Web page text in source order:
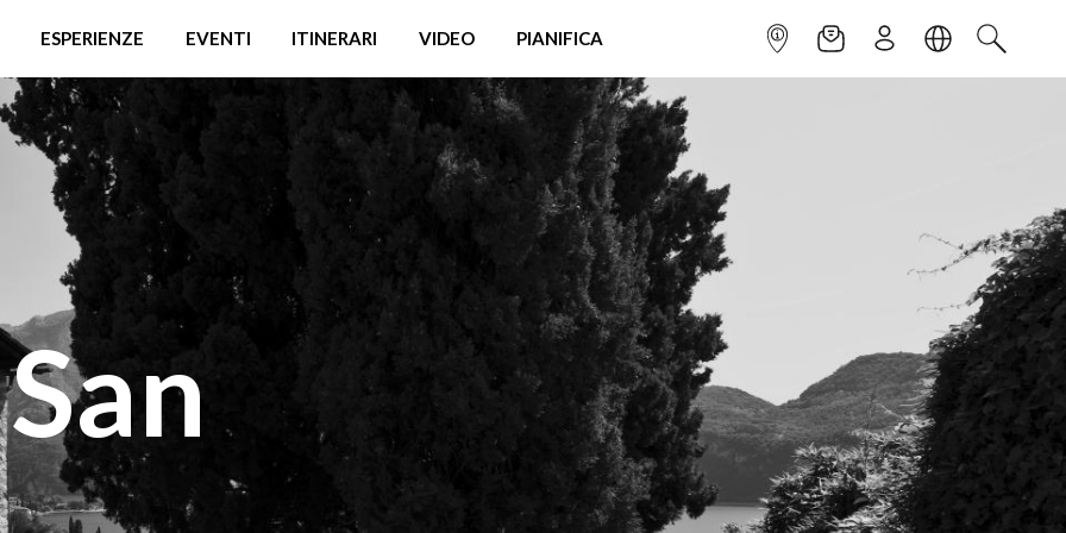
ESPERIENZE EVENTI ITINERARI VIDEO PIANIFICA INFOPOINTNEWSLETTER
ISCRIVITILINGUACERCA